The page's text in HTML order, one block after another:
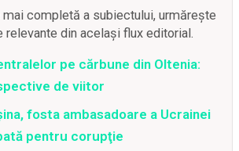
mai completă a subiectului, urmărește
din același flux editorial.
pe cărbune din Oltenia:
de viitor
fosta ambasadoare a Ucrainei
pentru corupţie